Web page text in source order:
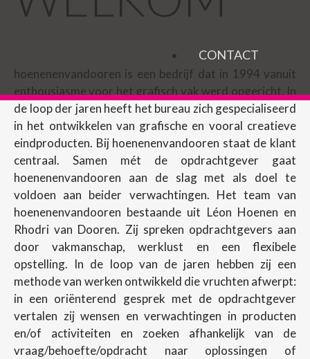
CONTACT
hoenenenvandooren is een bedrijf dat in 1994 vanuit
enthousiasme voor het grafisch vak werd opgericht. In
de loop der jaren heeft het bureau zich gespecialiseerd
in het ontwikkelen van grafische en vooral creatieve
eindproducten. Bij hoenenenvandooren staat de klant
centraal. Samen mét de opdrachtgever gaat
hoenenenvandooren aan de slag met als doel te
voldoen aan beider verwachtingen. Het team van
hoenenenvandooren bestaande uit Léon Hoenen en
Rhodri van Dooren. Zij spreken opdrachtgevers aan
door vakmanschap, werklust en een flexibele
opstelling. In de loop van de jaren hebben zij een
methode van werken ontwikkeld die vruchten afwerpt:
in een oriënterend gesprek met de opdrachtgever
vertalen zij wensen en verwachtingen in producten
en/of activiteiten en zoeken afhankelijk van de
vraag/behoefte/opdracht naar oplossingen of